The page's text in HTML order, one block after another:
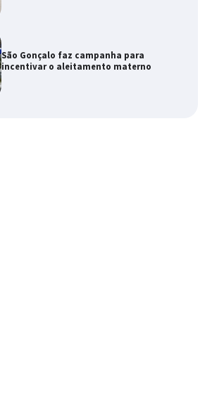
São Gonçalo faz campanha para
incentivar o aleitamento materno